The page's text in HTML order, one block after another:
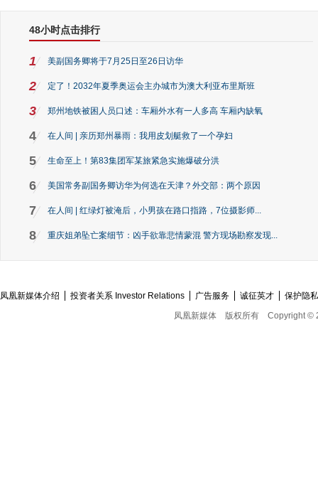
48小时点击排行
1 美副国务卿将于7月25日至26日访华
2 定了！2032年夏季奥运会主办城市为澳大利亚布里斯班
3 郑州地铁被困人员口述：车厢外水有一人多高 车厢内缺氧
4 在人间 | 亲历郑州暴雨：我用皮划艇救了一个孕妇
5 生命至上！第83集团军某旅紧急实施爆破分洪
6 美国常务副国务卿访华为何选在天津？外交部：两个原因
7 在人间 | 红绿灯被淹后，小男孩在路口指路，7位摄影师...
8 重庆姐弟坠亡案细节：凶手欲靠悲情蒙混 警方现场勘察发现...
凤凰新媒体介绍 投资者关系 Investor Relations 广告服务 诚征英才
保护隐
凤凰新媒体
版权所有 Copyright ©